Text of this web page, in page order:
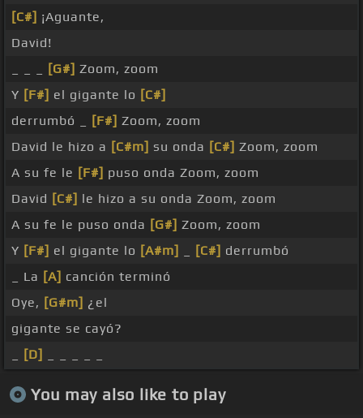
[C#] ¡Aguante,
David!
[G#] Zoom, zoom
Y [F#] el gigante lo [C#]
derrumbó _
[F#] Zoom, zoom
David le hizo a [C#m] su onda [C#] Zoom, zoom
A su fe le [F#] puso onda Zoom, zoom
David [C#] le hizo a su onda Zoom, zoom
A su fe le puso onda [G#] Zoom, zoom
Y [F#] el gigante lo [A#m] [C#] derrumbó
_ La [A] canción terminó
Oye, [G#m] ¿el
gigante se cayó?
[D]
You may also like to play